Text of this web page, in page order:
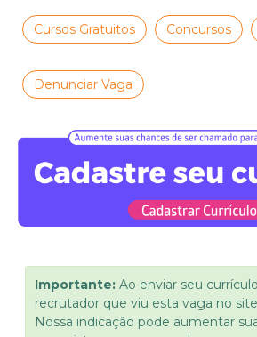
Cursos Gratuitos Concursos
Denunciar Vaga
Importante: Ao enviar seu
recrutador que viu esta vaga no site
Nossa indicação pode aumentar